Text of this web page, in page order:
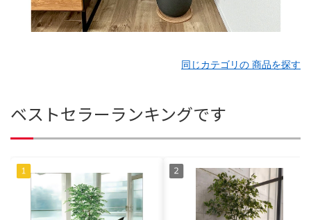
同じカテゴリの 商品を探す
ベストセラーランキングです